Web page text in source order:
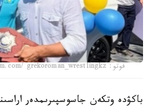
فوتو: instagram.com/ grekoroman_wrestlingkz